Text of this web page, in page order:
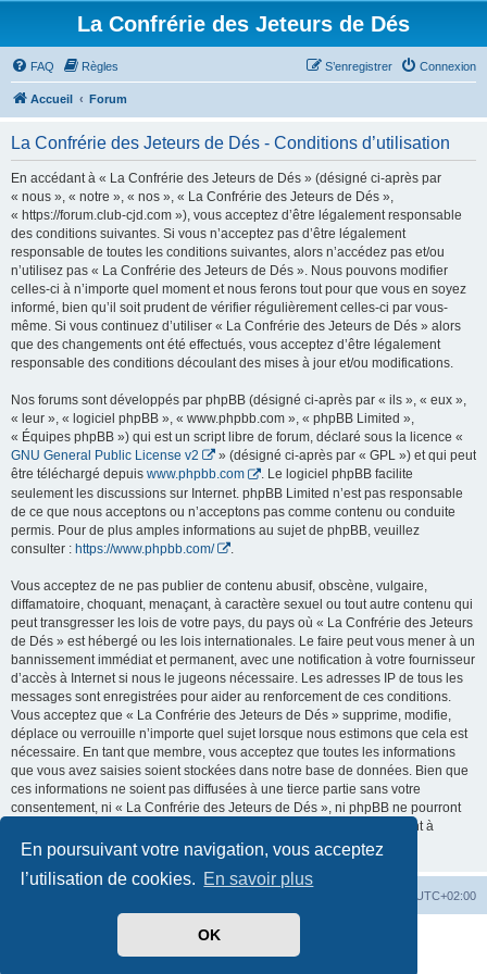
En poursuivant votre navigation, vous acceptez
l’utilisation de cookies. En savoir plus
OK
La Confrérie des Jeteurs de Dés
FAQ Règles Connexion
S’enregistrer
Accueil Forum
La Confrérie des Jeteurs de Dés - Conditions d’utilisation
En accédant à « La Confrérie des Jeteurs de Dés » (désigné ci-après par
« nous », « notre », « nos », « La Confrérie des Jeteurs de Dés »,
« https://forum.club-cjd.com »), vous acceptez d’être légalement responsable
des conditions suivantes. Si vous n’acceptez pas d’être légalement
responsable de toutes les conditions suivantes, alors n’accédez pas et/ou
n’utilisez pas « La Confrérie des Jeteurs de Dés ». Nous pouvons modifier
celles-ci à n’importe quel moment et nous ferons tout pour que vous en soyez
informé, bien qu’il soit prudent de vérifier régulièrement celles-ci par vous-
même. Si vous continuez d’utiliser « La Confrérie des Jeteurs de Dés » alors
que des changements ont été effectués, vous acceptez d’être légalement
responsable des conditions découlant des mises à jour et/ou modifications.
Nos forums sont développés par phpBB (désigné ci-après par « ils », « eux »,
« leur », « logiciel phpBB », « www.phpbb.com », « phpBB Limited »,
« Équipes phpBB ») qui est un script libre de forum, déclaré sous la licence «
GNU General Public License v2
» (désigné ci-après par « GPL ») et qui peut
être téléchargé depuis www.phpbb.com
. Le logiciel phpBB facilite
seulement les discussions sur Internet. phpBB Limited n’est pas responsable
de ce que nous acceptons ou n’acceptons pas comme contenu ou conduite
permis. Pour de plus amples informations au sujet de phpBB, veuillez
consulter : https://www.phpbb.com/
Vous acceptez de ne pas publier de contenu abusif, obscène, vulgaire,
diffamatoire, choquant, menaçant, à caractère sexuel ou tout autre contenu qui
peut transgresser les lois de votre pays, du pays où « La Confrérie des Jeteurs
de Dés » est hébergé ou les lois internationales. Le faire peut vous mener à un
bannissement immédiat et permanent, avec une notification à votre fournisseur
d’accès à Internet si nous le jugeons nécessaire. Les adresses IP de tous les
messages sont enregistrées pour aider au renforcement de ces conditions.
Vous acceptez que « La Confrérie des Jeteurs de Dés » supprime, modifie,
déplace ou verrouille n’importe quel sujet lorsque nous estimons que cela est
nécessaire. En tant que membre, vous acceptez que toutes les informations
que vous avez saisies soient stockées dans notre base de données. Bien que
ces informations ne soient pas diffusées à une tierce partie sans votre
consentement, ni « La Confrérie des Jeteurs de Dés », ni phpBB ne pourront
être tenus comme responsables en cas de tentative de piratage visant à
compromettre les données.
UTC+02:00
phpBB ® Forum Software © phpBB Limited
phpBB-fr.com